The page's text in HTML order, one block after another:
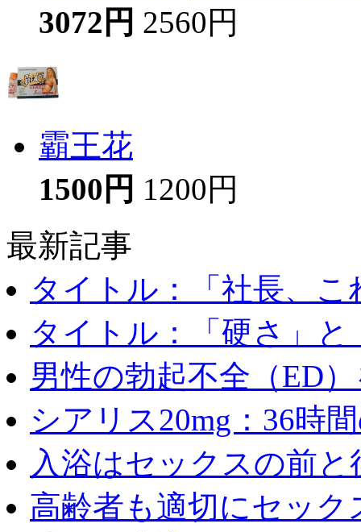
3072円 2560円
霸王花
1500円 1200円
最新記事
タイトル：「社長、こ
タイトル：「硬さ」と
男性の勃起不全（ED
シアリス20mg：36時
入浴はセックスの前と
高齢者も適切にセック